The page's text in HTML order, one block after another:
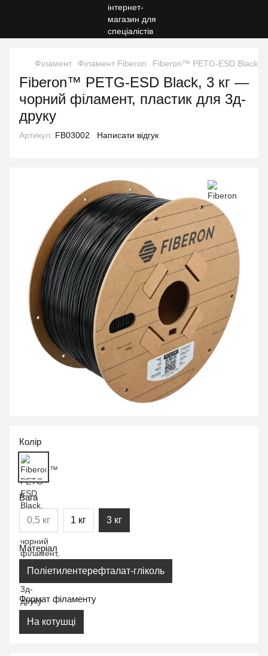
Філамент Філамент Fiberon Fiberon™ PETG-ESD Black,
Fiberon™ PETG-ESD Black, 3 кг —
чорний філамент, пластик для 3д-
друку
Артикул: FB03002 Написати відгук
Колір
Вага
0,5 кг 1 кг 3 кг
Матеріал
Поліетилентерефталат-гліколь
Формат філаменту
На котушці